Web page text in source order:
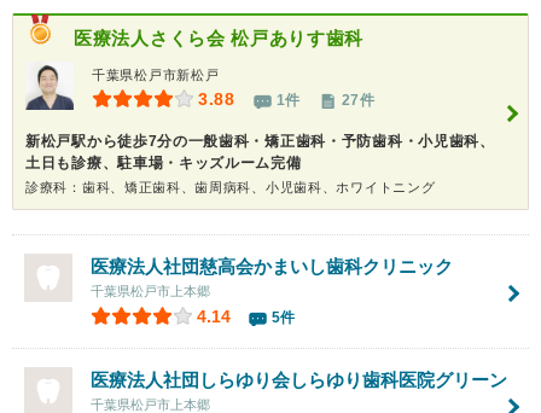
医療法人さくら会 松戸ありす歯科
千葉県松戸市新松戸
3.88 1件 27件
新松戸駅から徒歩7分の一般歯科・矯正歯科・予防歯科・小児歯科、
土日も診療、駐車場・キッズルーム完備
診療科：歯科、矯正歯科、歯周病科、小児歯科、ホワイトニング
医療法人社団慈高会かまいし歯科クリニック
千葉県松戸市上本郷
4.14 5件
医療法人社団しらゆり会しらゆり歯科医院グリーン
千葉県松戸市上本郷